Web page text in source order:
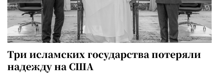
Три исламских государства потеряли
надежду на США